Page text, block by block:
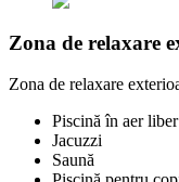
Zona de relaxare
Zona de relaxare
Piscină în aer liber
Jacuzzi
Saună